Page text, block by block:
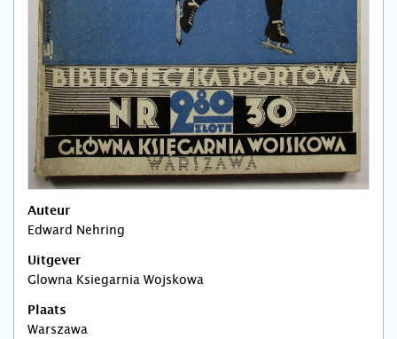
Auteur
Edward Nehring
Uitgever
Glowna Ksiegarnia Wojskowa
Plaats
Warszawa